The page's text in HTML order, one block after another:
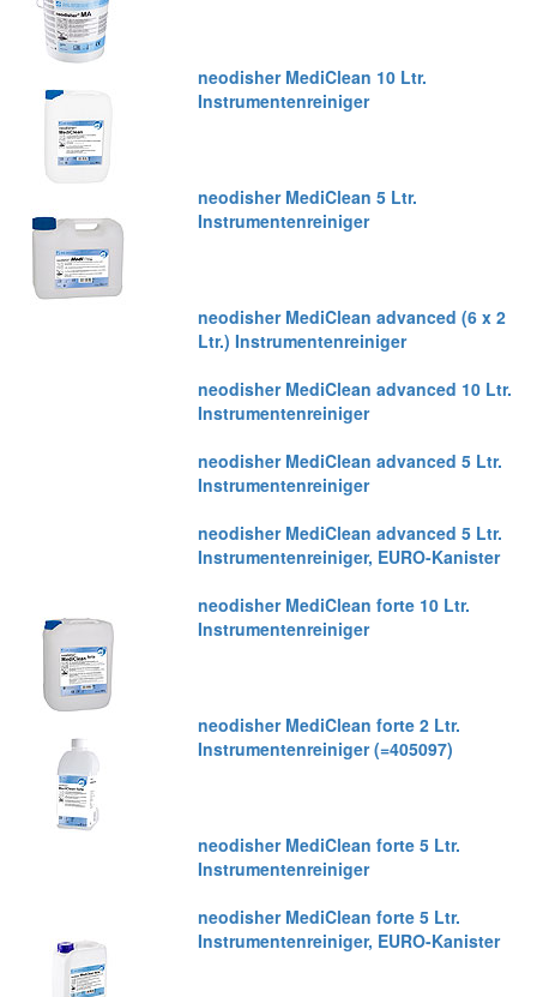
neodisher MediClean 10 Ltr.
Instrumentenreiniger
neodisher MediClean 5 Ltr.
Instrumentenreiniger
neodisher MediClean advanced (6 x 2
Ltr.) Instrumentenreiniger
neodisher MediClean advanced 10 Ltr.
Instrumentenreiniger
neodisher MediClean advanced 5 Ltr.
Instrumentenreiniger
neodisher MediClean advanced 5 Ltr.
Instrumentenreiniger, EURO-Kanister
neodisher MediClean forte 10 Ltr.
Instrumentenreiniger
neodisher MediClean forte 2 Ltr.
Instrumentenreiniger (=405097)
neodisher MediClean forte 5 Ltr.
Instrumentenreiniger
neodisher MediClean forte 5 Ltr.
Instrumentenreiniger, EURO-Kanister